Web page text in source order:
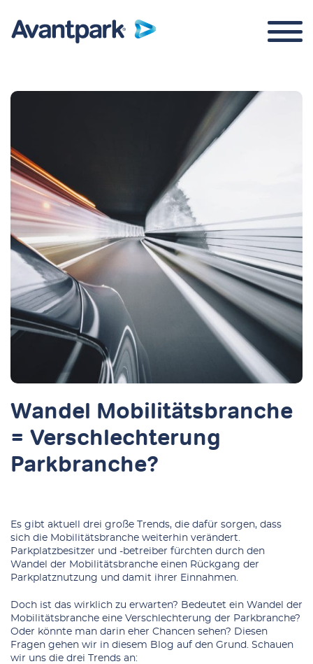
Wandel Mobilitätsbranche
= Verschlechterung
Parkbranche?
Es gibt aktuell drei große Trends, die dafür sorgen, dass
sich die Mobilitätsbranche weiterhin verändert.
Parkplatzbesitzer und -betreiber fürchten durch den
Wandel der Mobilitätsbranche einen Rückgang der
Parkplatznutzung und damit ihrer Einnahmen.
Doch ist das wirklich zu erwarten? Bedeutet ein Wandel der
Mobilitätsbranche eine Verschlechterung der Parkbranche?
Oder könnte man darin eher Chancen sehen? Diesen
Fragen gehen wir in diesem Blog auf den Grund. Schauen
wir uns die drei Trends an:
Parkraummanagement
Über uns